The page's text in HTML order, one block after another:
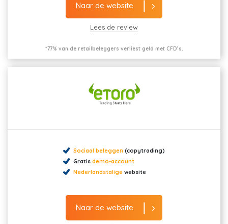
Naar de website
Lees de review
*77% van de retailbeleggers verliest geld met CFD’s.
Sociaal beleggen (copytrading)
Gratis demo-account
Nederlandstalige website
Naar de website